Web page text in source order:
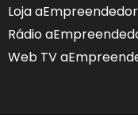
Loja
Rádio
Web TV